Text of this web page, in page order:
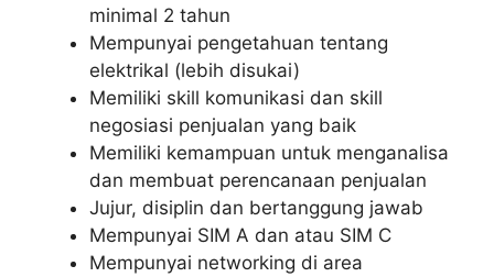
minimal 2 tahun
Mempunyai pengetahuan tentang
elektrikal (lebih disukai)
Memiliki skill komunikasi dan skill
negosiasi penjualan yang baik
Memiliki kemampuan untuk menganalisa
dan membuat perencanaan penjualan
Jujur, disiplin dan bertanggung jawab
Mempunyai SIM A dan atau SIM C
Mempunyai networking di area